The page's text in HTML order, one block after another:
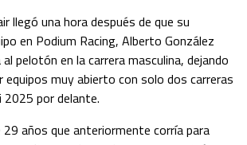
llegó una hora después de que su
en Podium Racing, Alberto González
pelotón en la carrera masculina, dejando
equipos muy abierto con solo dos carreras
2025 por delante.
29 años que anteriormente corría para